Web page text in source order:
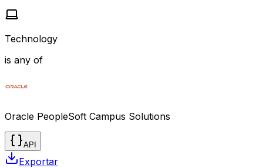
Technology
is any of
Oracle PeopleSoft Campus Solutions
API
Exportar